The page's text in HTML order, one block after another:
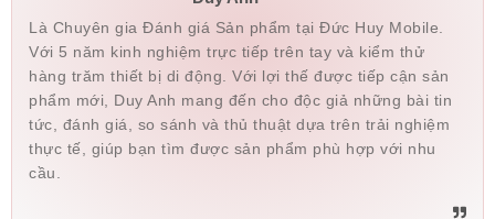
Là Chuyên gia Đánh giá Sản phẩm tại Đức Huy Mobile.
Với 5 năm kinh nghiệm trực tiếp trên tay và kiểm thử
hàng trăm thiết bị di động. Với lợi thế được tiếp cận sản
phẩm mới, Duy Anh mang đến cho độc giả những bài tin
tức, đánh giá, so sánh và thủ thuật dựa trên trải nghiệm
thực tế, giúp bạn tìm được sản phẩm phù hợp với nhu
cầu.